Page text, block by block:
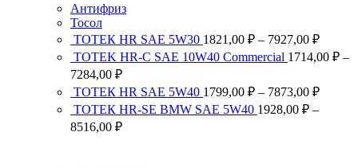
Антифриз
Тосол
ТОТЕК HR SAE 5W30 1821,00 ₽ – 7927,00 ₽
цен:
TOTEK HR-C SAE 10W40 Commercial 1714,00 ₽ –
7284,00 ₽Диапазон
цен:
1714,00 ₽
–
ТОТЕК HR SAE 5W40 1799,00 ₽ – 7873,00 ₽
ТОТЕК HR-SE BMW SAE 5W40 1928,00 ₽ –
8516,00 ₽Диапазон